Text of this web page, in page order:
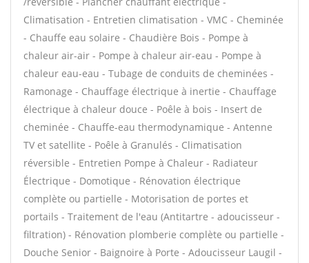
Climatisation - Entretien climatisation - VMC - Cheminée
- Chauffe eau solaire - Chaudière Bois - Pompe à
chaleur air-air - Pompe à chaleur air-eau - Pompe à
chaleur eau-eau - Tubage de conduits de cheminées -
Ramonage - Chauffage électrique à inertie - Chauffage
électrique à chaleur douce - Poêle à bois - Insert de
cheminée - Chauffe-eau thermodynamique - Antenne
TV et satellite - Poêle à Granulés - Climatisation
réversible - Entretien Pompe à Chaleur - Radiateur
Électrique - Domotique - Rénovation électrique
complète ou partielle - Motorisation de portes et
portails - Traitement de l'eau (Antitartre - adoucisseur -
filtration) - Rénovation plomberie complète ou partielle -
Douche Senior - Baignoire à Porte - Adoucisseur Laugil -